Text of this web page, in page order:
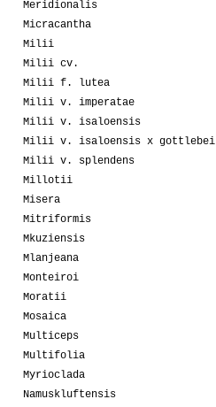
Meridionalis
Micracantha
Milii
Milii cv.
Milii f. lutea
Milii v. imperatae
Milii v. isaloensis
Milii v. isaloensis x gottlebei
Milii v. splendens
Millotii
Misera
Mitriformis
Mkuziensis
Mlanjeana
Monteiroi
Moratii
Mosaica
Multiceps
Multifolia
Myrioclada
Namuskluftensis